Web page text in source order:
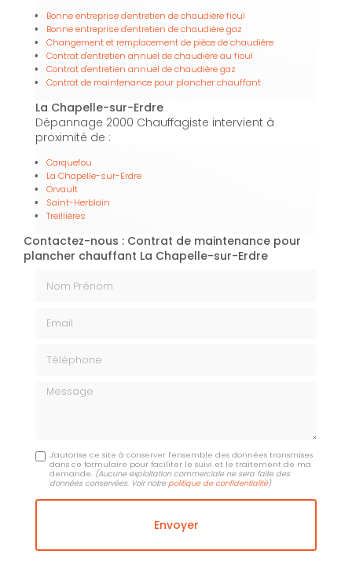
Bonne entreprise d'entretien de chaudière fioul
Bonne entreprise d'entretien de chaudière gaz
Changement et remplacement de pièce de chaudière
Contrat d'entretien annuel de chaudière au fioul
Contrat d'entretien annuel de chaudière gaz
Contrat de maintenance pour plancher chauffant
La Chapelle-sur-Erdre
Dépannage 2000 Chauffagiste intervient à
proximité de :
Carquefou
La Chapelle-sur-Erdre
Orvault
Saint-Herblain
Treillières
Contactez-nous : Contrat de maintenance pour
plancher chauffant La Chapelle-sur-Erdre
Message
J'autorise ce site à conserver l'ensemble des données transmises
dans ce formulaire pour faciliter le suivi et le traitement de ma
demande. (Aucune exploitation commerciale ne sera faite des
données conservées. Voir notrepolitique de confidentialité)